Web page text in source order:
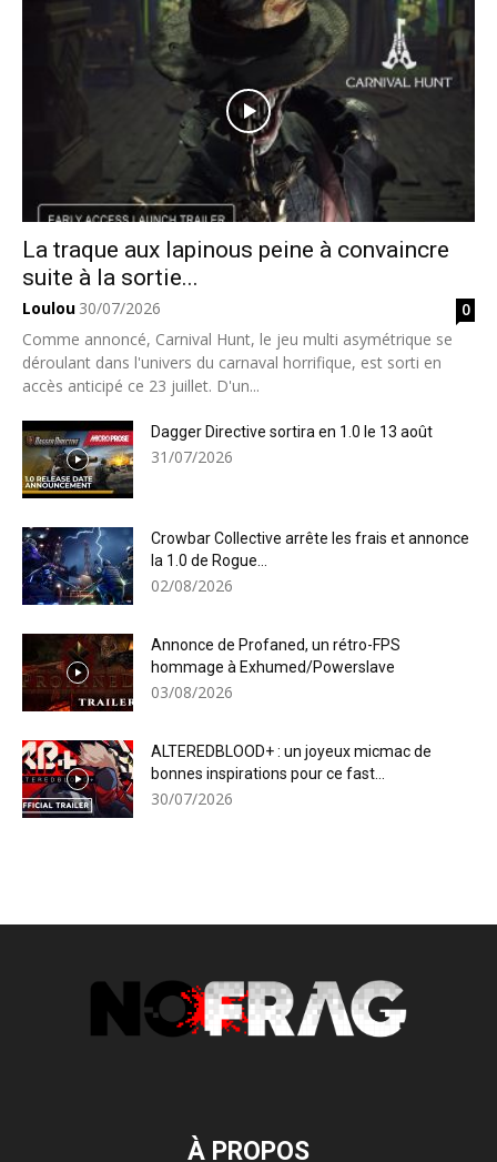
La traque aux lapinous peine à convaincre
suite à la sortie...
Loulou 30/07/2026
0
Comme annoncé, Carnival Hunt, le jeu multi asymétrique se
déroulant dans l'univers du carnaval horrifique, est sorti en
accès anticipé ce 23 juillet. D'un...
Dagger Directive sortira en 1.0 le 13 août
31/07/2026
Crowbar Collective arrête les frais et annonce
la 1.0 de Rogue...
02/08/2026
Annonce de Profaned, un rétro-FPS
hommage à Exhumed/Powerslave
03/08/2026
ALTEREDBLOOD+ : un joyeux micmac de
bonnes inspirations pour ce fast...
30/07/2026
À PROPOS